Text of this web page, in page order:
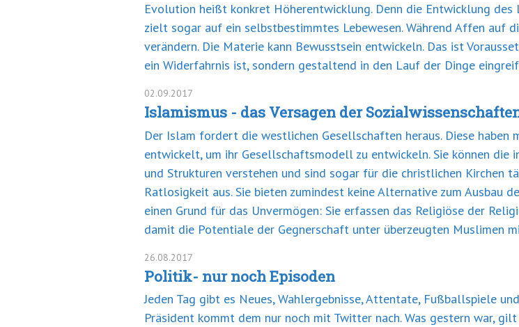
Evolution heißt konkret Höherentwicklung. Denn die Entwicklung des
zielt sogar auf ein selbstbestimmtes Lebewesen. Während Affen auf
verändern. Die Materie kann Bewusstsein entwickeln. Das ist
ein Widerfahrnis ist, sondern gestaltend in den Lauf der Dinge
02.09.2017
Islamismus - das Versagen der
Der Islam fordert die westlichen Gesellschaften heraus. Diese haben
entwickelt, um ihr Gesellschaftsmodell zu entwickeln. Sie können
und Strukturen verstehen und sind sogar für die christlichen Kirchen
Ratlosigkeit aus. Sie bieten zumindest keine Alternative zum Ausbau
einen Grund für das Unvermögen: Sie erfassen das Religiöse der
damit die Potentiale der Gegnerschaft unter überzeugten Muslimen
26.08.2017
Politik- nur noch Episoden
Jeden Tag gibt es Neues, Wahlergebnisse, Attentate, Fußballspiele
Präsident kommt dem nur noch mit Twitter nach. Was gestern war,